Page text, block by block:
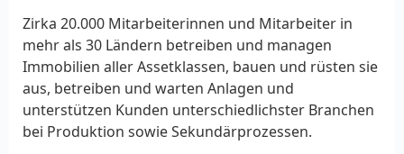
Zirka 20.000 Mitarbeiterinnen und Mitarbeiter in
mehr als 30 Ländern betreiben und managen
Immobilien aller Assetklassen, bauen und rüsten sie
aus, betreiben und warten Anlagen und
unterstützen Kunden unterschiedlichster Branchen
bei Produktion sowie Sekundärprozessen.